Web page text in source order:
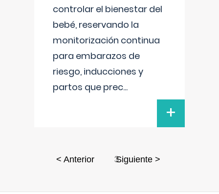
controlar el bienestar del
bebé, reservando la
monitorización continua
para embarazos de
riesgo, inducciones y
partos que prec...
+
< Anterior 3Siguiente >